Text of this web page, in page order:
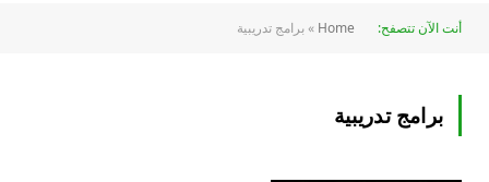
أنت الآن تتصفح: Home
»برامج تدريبية
برامج تدريبية